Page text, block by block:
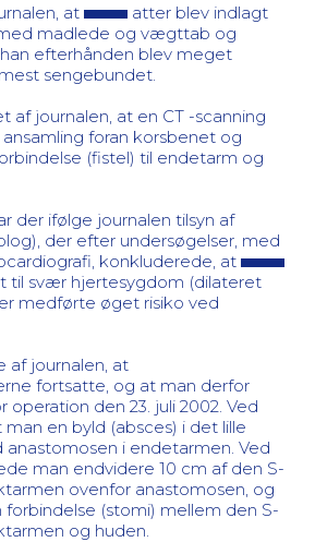
at
atter blev indlagt
madlede og vægttab og
efterhånden blev meget
sengebundet.
af journalen, at en CT -scanning
foran korsbenet og
(fistel) til endetarm og
der ifølge journalen tilsyn af
der efter undersøgelser, med
konkluderede, at
til svær hjertesygdom (dilateret
medførte øget risiko ved
af journalen, at
fortsatte, og at man derfor
operation den 23. juli 2002. Ved
en byld (absces) i det lille
i endetarmen. Ved
man endvidere 10 cm af den S-
ovenfor anastomosen, og
forbindelse (stomi) mellem den S-
og huden.